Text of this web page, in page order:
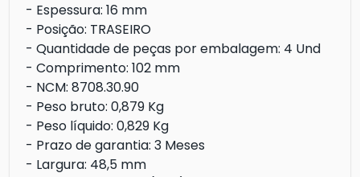
- Espessura: 16 mm
- Posição: TRASEIRO
- Quantidade de peças por embalagem: 4 Und
- Comprimento: 102 mm
- NCM: 8708.30.90
- Peso bruto: 0,879 Kg
- Peso líquido: 0,829 Kg
- Prazo de garantia: 3 Meses
- Largura: 48,5 mm